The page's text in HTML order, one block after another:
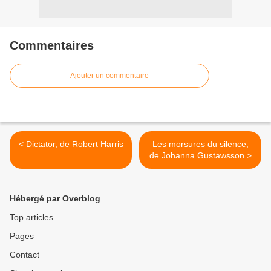
Commentaires
Ajouter un commentaire
< Dictator, de Robert Harris
Les morsures du silence,
de Johanna Gustawsson >
Hébergé par Overblog
Top articles
Pages
Contact